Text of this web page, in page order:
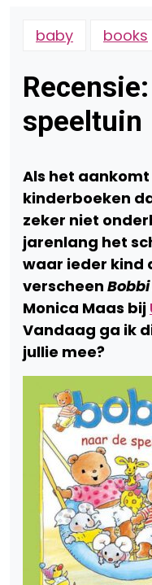
baby books
speeltuin
Als het
kinderboeken
zeker niet
jarenlang het
waar ieder kind
verscheen
Monica Maas bij
Vandaag ga ik
jullie mee?